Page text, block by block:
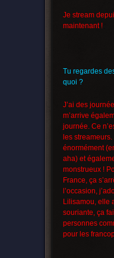
Je stream
maintenant !
Tu regardes
quoi ?
J’ai des
m’arrive
journée. Ce
les
énormément
aha) et
monstrueux !
France, ça
l’occasion,
Lilisamou, elle
souriante, ça
personnes
pour les